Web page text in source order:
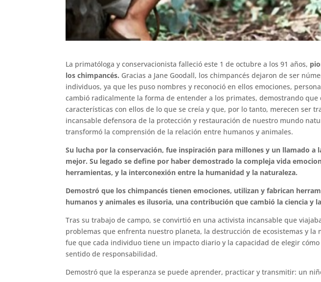
La primatóloga y conservacionista falleció este 1 de octubre a los 91 años,
los chimpancés. Gracias a Jane Goodall, los chimpancés dejaron de ser
individuos, ya que les puso nombres y reconoció en ellos emociones,
cambió radicalmente la forma de entender a los primates, demostrando que
características con ellos de lo que se creía y que, por lo tanto, merecen ser
incansable defensora de la protección y restauración de nuestro mundo
transformó la comprensión de la relación entre humanos y animales.
Su lucha por la conservación, fue inspiración para millones y un llamado
mejor. Su legado se define por haber demostrado la compleja vida
herramientas, y la interconexión entre la humanidad y la naturaleza.
Demostró que los chimpancés tienen emociones, utilizan y fabrican
humanos y animales es ilusoria, una contribución que cambió la ciencia y
Tras su trabajo de campo, se convirtió en una activista incansable que
problemas que enfrenta nuestro planeta, la destrucción de ecosistemas y la
fue que cada individuo tiene un impacto diario y la capacidad de elegir
sentido de responsabilidad.
Demostró que la esperanza se puede aprender, practicar y transmitir: un